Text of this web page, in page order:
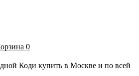
0
Коди купить в Москве и по всей